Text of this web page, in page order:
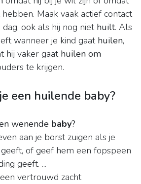
Maak vaak actief contact
ook als hij nog niet huilt. Als
wanneer je kind gaat huilen,
hij vaker gaat huilen om
te krijgen.
een huilende baby?
wenende baby?
aan je borst zuigen als je
of geef hem een fopspeen
geeft. ...
een vertrouwd zacht